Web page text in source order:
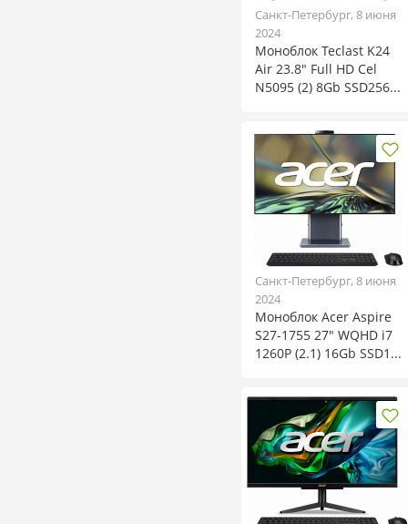
Санкт-Петербург, 8 июня
2024
Моноблок Teclast K24
Air 23.8" Full HD Cel
N5095 (2) 8Gb SSD256...
Санкт-Петербург, 8 июня
2024
Моноблок Acer Aspire
S27-1755 27" WQHD i7
1260P (2.1) 16Gb SSD1...